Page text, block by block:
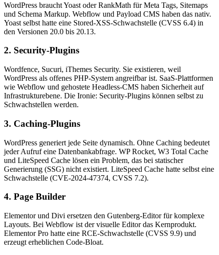
WordPress braucht Yoast oder RankMath für Meta Tags, Sitemaps
und Schema Markup. Webflow und Payload CMS haben das nativ.
Yoast selbst hatte eine Stored-XSS-Schwachstelle (CVSS 6.4) in
den Versionen 20.0 bis 20.13.
2. Security-Plugins
Wordfence, Sucuri, iThemes Security. Sie existieren, weil
WordPress als offenes PHP-System angreifbar ist. SaaS-Plattformen
wie Webflow und gehostete Headless-CMS haben Sicherheit auf
Infrastrukturebene. Die Ironie: Security-Plugins können selbst zu
Schwachstellen werden.
3. Caching-Plugins
WordPress generiert jede Seite dynamisch. Ohne Caching bedeutet
jeder Aufruf eine Datenbankabfrage. WP Rocket, W3 Total Cache
und LiteSpeed Cache lösen ein Problem, das bei statischer
Generierung (SSG) nicht existiert. LiteSpeed Cache hatte selbst eine
Schwachstelle (CVE-2024-47374, CVSS 7.2).
4. Page Builder
Elementor und Divi ersetzen den Gutenberg-Editor für komplexe
Layouts. Bei Webflow ist der visuelle Editor das Kernprodukt.
Elementor Pro hatte eine RCE-Schwachstelle (CVSS 9.9) und
erzeugt erheblichen Code-Bloat.